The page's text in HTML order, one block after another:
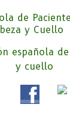
Cáncer
Cuello
de
sin animo